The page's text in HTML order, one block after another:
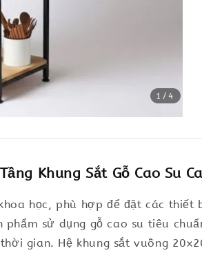
1 /4
Khung Sắt Gỗ Cao Su
học, phù hợp để đặt các thiết
sử dụng gỗ cao su tiêu
gian. Hệ khung sắt vuông